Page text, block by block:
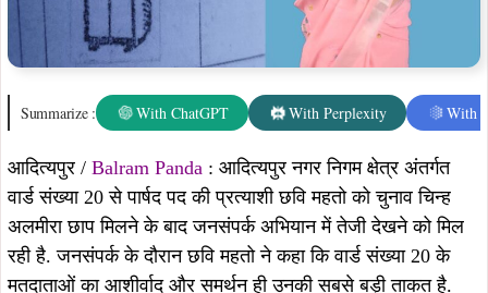
Summarize : With ChatGPT With Perplexity With
आदित्यपुर / Balram Panda : आदित्यपुर नगर निगम क्षेत्र अंतर्गत
वार्ड संख्या 20 से पार्षद पद की प्रत्याशी छवि महतो को चुनाव चिन्ह
अलमीरा छाप मिलने के बाद जनसंपर्क अभियान में तेजी देखने को मिल
रही है. जनसंपर्क के दौरान छवि महतो ने कहा कि वार्ड संख्या 20 के
मतदाताओं का आशीर्वाद और समर्थन ही उनकी सबसे बड़ी ताकत है.